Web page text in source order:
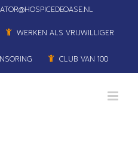
WERKEN ALS VRIJWILLIGER
CLUB VAN 100